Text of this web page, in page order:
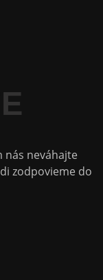
nás neváhajte
zodpovieme do